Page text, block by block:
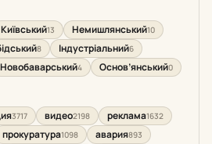
Київський13 Немишлянський10
8 Індустріальний6
Новобаварський4 Основ’янський0
3717 видео2198 реклама1632
прокуратура1098 авария893